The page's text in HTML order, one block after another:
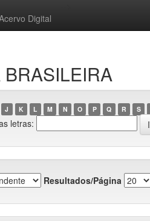
Digital
J K L M N O P Q R S
letras:
Resultados/Página